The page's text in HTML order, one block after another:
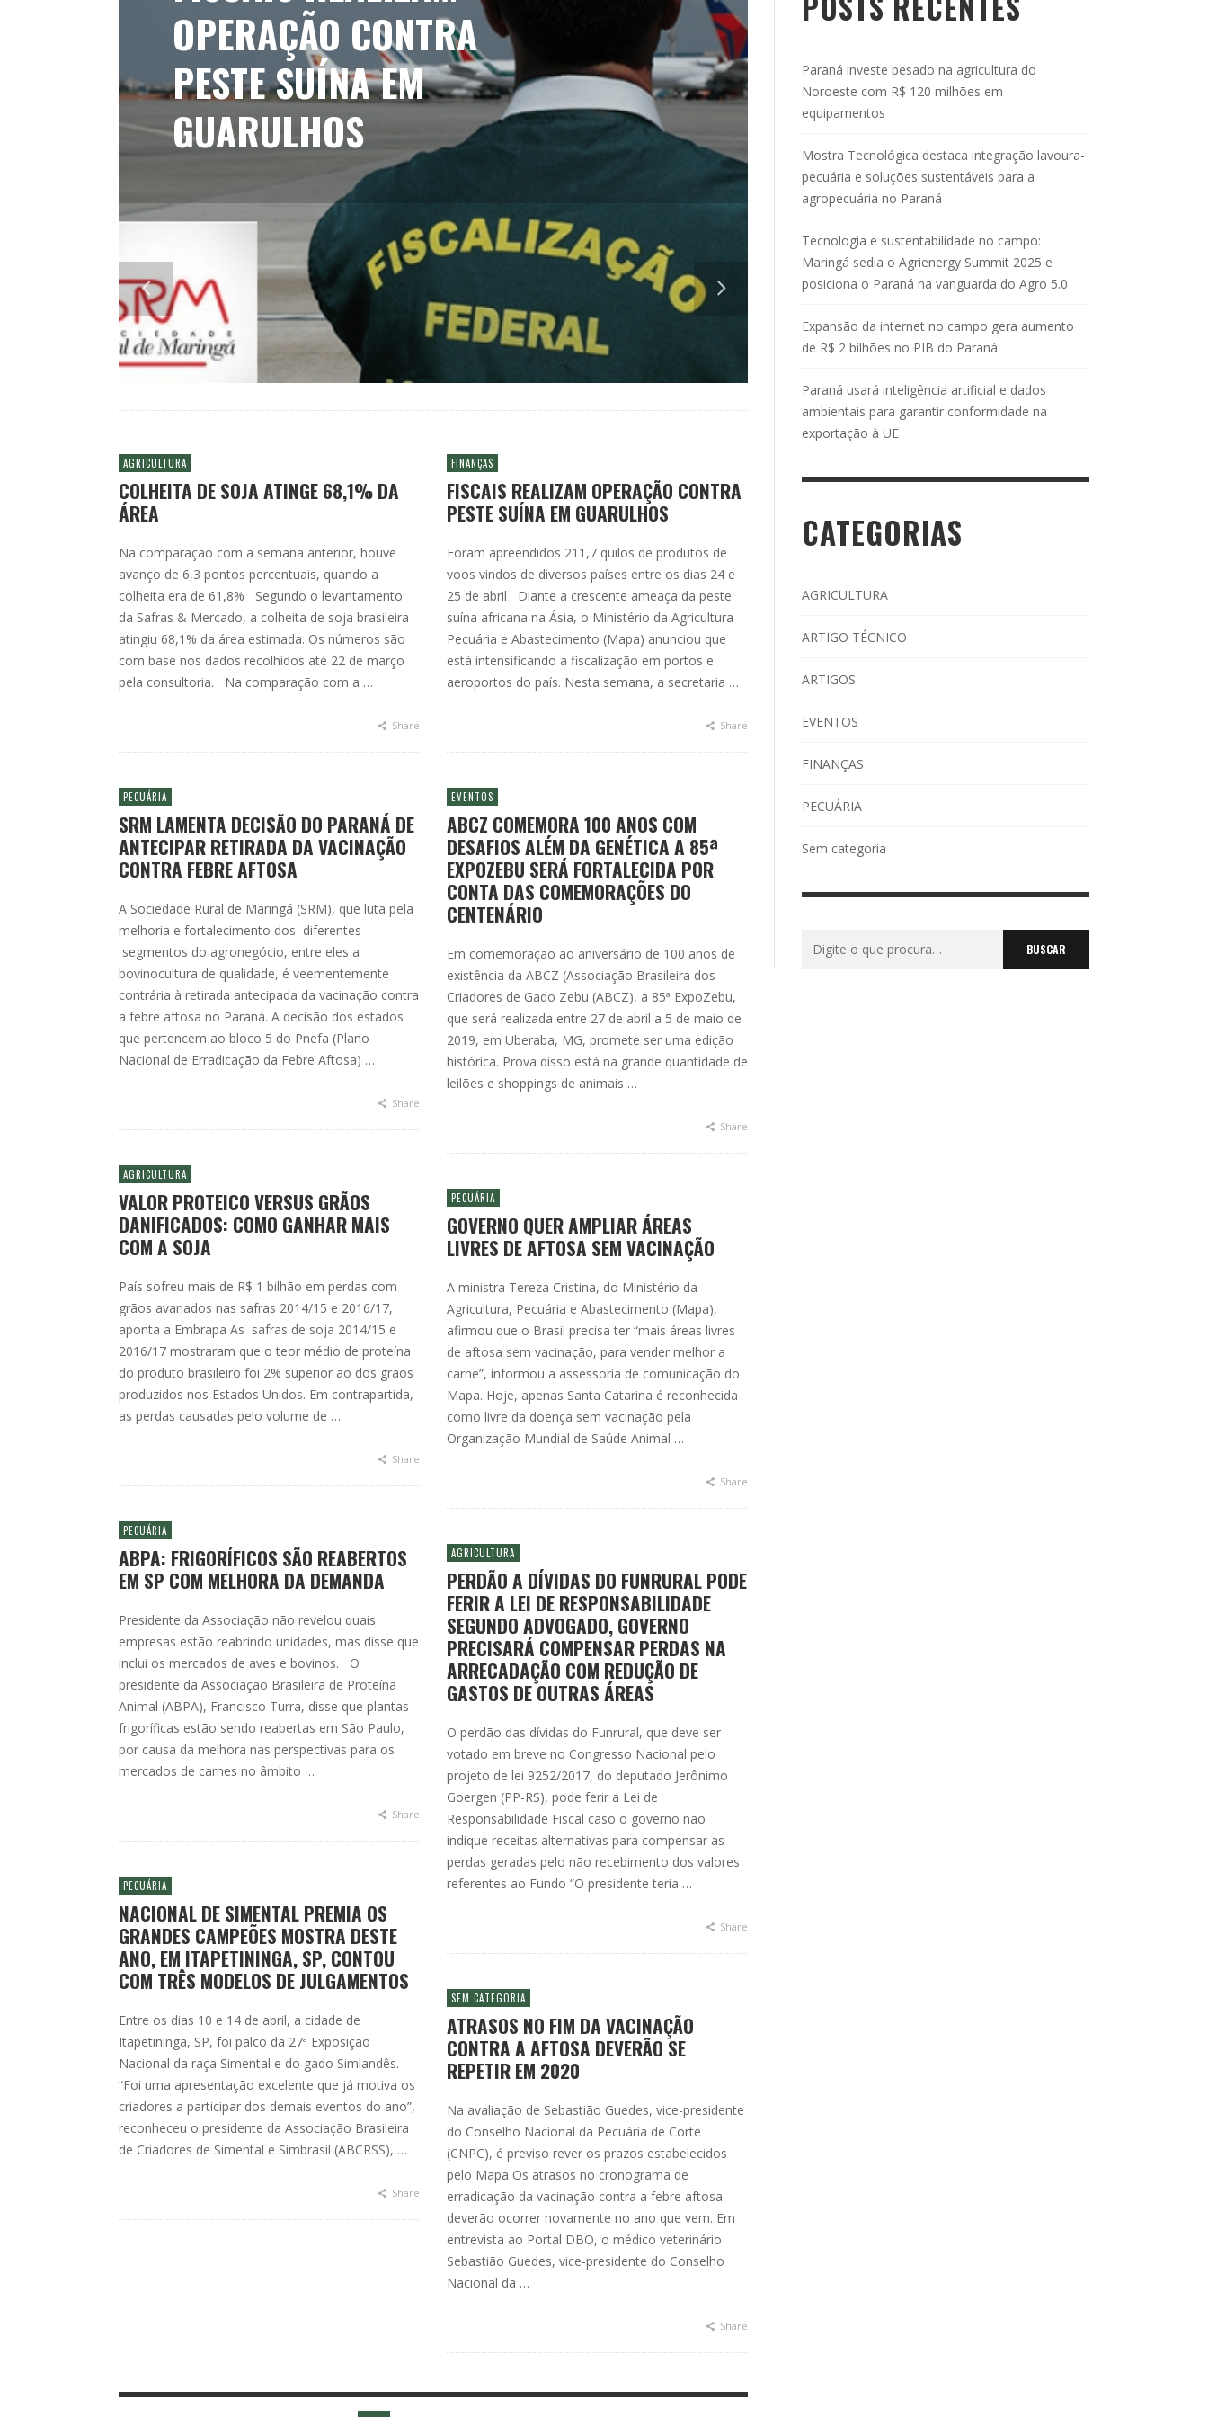
OPERAÇÃO CONTRA
PESTE SUÍNA EM
GUARULHOS
ANOS COM DESAFIOS
ALÉM DA GENÉTICA A
85ª EXPOZEBU SERÁ
FORTALECIDA POR
CONTA DAS
COMEMORAÇÕES DO
CENTENÁRIO
AGRICULTURA
COLHEITA DE SOJA ATINGE 68,1% DA
ÁREA
Na comparação com a semana anterior, houve
avanço de 6,3 pontos percentuais, quando a
colheita era de 61,8% Segundo o levantamento
da Safras & Mercado, a colheita de soja brasileira
atingiu 68,1% da área estimada. Os números são
com base nos dados recolhidos até 22 de março
pela consultoria. Na comparação com a …
Share
FINANÇAS
FISCAIS REALIZAM OPERAÇÃO CONTRA
PESTE SUÍNA EM GUARULHOS
Foram apreendidos 211,7 quilos de produtos de
voos vindos de diversos países entre os dias 24 e
25 de abril Diante a crescente ameaça da peste
suína africana na Ásia, o Ministério da Agricultura
Pecuária e Abastecimento (Mapa) anunciou que
está intensificando a fiscalização em portos e
aeroportos do país. Nesta semana, a secretaria …
Share
PECUÁRIA
SRM LAMENTA DECISÃO DO PARANÁ DE
ANTECIPAR RETIRADA DA VACINAÇÃO
CONTRA FEBRE AFTOSA
A Sociedade Rural de Maringá (SRM), que luta pela
melhoria e fortalecimento dos diferentes
segmentos do agronegócio, entre eles a
bovinocultura de qualidade, é veementemente
contrária à retirada antecipada da vacinação contra
a febre aftosa no Paraná. A decisão dos estados
que pertencem ao bloco 5 do Pnefa (Plano
Nacional de Erradicação da Febre Aftosa) …
Share
EVENTOS
ABCZ COMEMORA 100 ANOS COM
DESAFIOS ALÉM DA GENÉTICA A 85ª
EXPOZEBU SERÁ FORTALECIDA POR
CONTA DAS COMEMORAÇÕES DO
CENTENÁRIO
Em comemoração ao aniversário de 100 anos de
existência da ABCZ (Associação Brasileira dos
Criadores de Gado Zebu (ABCZ), a 85ª ExpoZebu,
que será realizada entre 27 de abril a 5 de maio de
2019, em Uberaba, MG, promete ser uma edição
histórica. Prova disso está na grande quantidade de
leilões e shoppings de animais …
Share
AGRICULTURA
VALOR PROTEICO VERSUS GRÃOS
DANIFICADOS: COMO GANHAR MAIS
COM A SOJA
País sofreu mais de R$ 1 bilhão em perdas com
grãos avariados nas safras 2014/15 e 2016/17,
aponta a Embrapa As safras de soja 2014/15 e
2016/17 mostraram que o teor médio de proteína
do produto brasileiro foi 2% superior ao dos grãos
produzidos nos Estados Unidos. Em contrapartida,
as perdas causadas pelo volume de …
Share
PECUÁRIA
GOVERNO QUER AMPLIAR ÁREAS
LIVRES DE AFTOSA SEM VACINAÇÃO
A ministra Tereza Cristina, do Ministério da
Agricultura, Pecuária e Abastecimento (Mapa),
afirmou que o Brasil precisa ter “mais áreas livres
de aftosa sem vacinação, para vender melhor a
carne”, informou a assessoria de comunicação do
Mapa. Hoje, apenas Santa Catarina é reconhecida
como livre da doença sem vacinação pela
Organização Mundial de Saúde Animal …
Share
PECUÁRIA
ABPA: FRIGORÍFICOS SÃO REABERTOS
EM SP COM MELHORA DA DEMANDA
Presidente da Associação não revelou quais
empresas estão reabrindo unidades, mas disse que
inclui os mercados de aves e bovinos. O
presidente da Associação Brasileira de Proteína
Animal (ABPA), Francisco Turra, disse que plantas
frigoríficas estão sendo reabertas em São Paulo,
por causa da melhora nas perspectivas para os
mercados de carnes no âmbito …
Share
AGRICULTURA
PERDÃO A DÍVIDAS DO FUNRURAL PODE
FERIR A LEI DE RESPONSABILIDADE
SEGUNDO ADVOGADO, GOVERNO
PRECISARÁ COMPENSAR PERDAS NA
ARRECADAÇÃO COM REDUÇÃO DE
GASTOS DE OUTRAS ÁREAS
O perdão das dívidas do Funrural, que deve ser
votado em breve no Congresso Nacional pelo
projeto de lei 9252/2017, do deputado Jerônimo
Goergen (PP-RS), pode ferir a Lei de
Responsabilidade Fiscal caso o governo não
indique receitas alternativas para compensar as
perdas geradas pelo não recebimento dos valores
referentes ao Fundo “O presidente teria …
Share
PECUÁRIA
NACIONAL DE SIMENTAL PREMIA OS
GRANDES CAMPEÕES MOSTRA DESTE
ANO, EM ITAPETININGA, SP, CONTOU
COM TRÊS MODELOS DE JULGAMENTOS
Entre os dias 10 e 14 de abril, a cidade de
Itapetininga, SP, foi palco da 27ª Exposição
Nacional da raça Simental e do gado Simlandês.
“Foi uma apresentação excelente que já motiva os
criadores a participar dos demais eventos do ano”,
reconheceu o presidente da Associação Brasileira
de Criadores de Simental e Simbrasil (ABCRSS), …
Share
SEM CATEGORIA
ATRASOS NO FIM DA VACINAÇÃO
CONTRA A AFTOSA DEVERÃO SE
REPETIR EM 2020
Na avaliação de Sebastião Guedes, vice-presidente
do Conselho Nacional da Pecuária de Corte
(CNPC), é previso rever os prazos estabelecidos
pelo Mapa Os atrasos no cronograma de
erradicação da vacinação contra a febre aftosa
deverão ocorrer novamente no ano que vem. Em
entrevista ao Portal DBO, o médico veterinário
Sebastião Guedes, vice-presidente do Conselho
Nacional da …
Share
Paraná investe pesado na agricultura do
Noroeste com R$ 120 milhões em
equipamentos
Mostra Tecnológica destaca integração lavoura-
pecuária e soluções sustentáveis para a
agropecuária no Paraná
Tecnologia e sustentabilidade no campo:
Maringá sedia o Agrienergy Summit 2025 e
posiciona o Paraná na vanguarda do Agro 5.0
Expansão da internet no campo gera aumento
de R$ 2 bilhões no PIB do Paraná
Paraná usará inteligência artificial e dados
ambientais para garantir conformidade na
exportação à UE
CATEGORIAS
AGRICULTURA
ARTIGO TÉCNICO
ARTIGOS
EVENTOS
FINANÇAS
PECUÁRIA
Sem categoria